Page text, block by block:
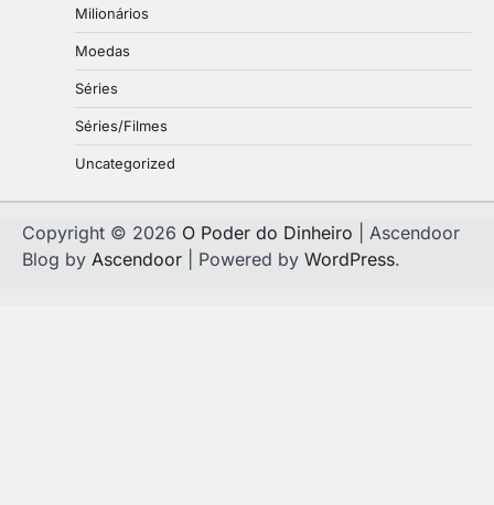
Milionários
Moedas
Séries
Séries/Filmes
Uncategorized
Copyright © 2026 O Poder do Dinheiro | Ascendoor
Blog by Ascendoor | Powered by WordPress.